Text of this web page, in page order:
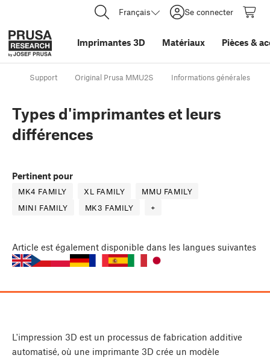
Français Se connecter
Imprimantes 3D Matériaux Pièces &
Support Original Prusa MMU2S Informations générales
Types d'imprimantes et leurs
différences
Pertinent pour
MK4 FAMILY XL FAMILY
MMU FAMILY
MINI FAMILY
MK3 FAMILY +
Article est également disponible dans les langues suivantes
L'impression 3D est un processus de fabrication additive
automatisé, où une imprimante 3D crée un modèle